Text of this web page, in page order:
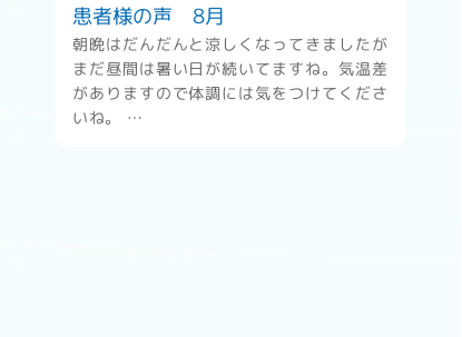
患者様の声 8月
朝晩はだんだんと涼しくなってきましたが
まだ昼間は暑い日が続いてますね。気温差
がありますので体調には気をつけてくださ
いね。 …